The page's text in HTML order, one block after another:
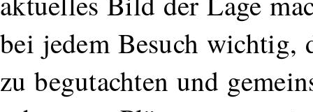
bei jedem Besuch wichtig,
zu begutachten und